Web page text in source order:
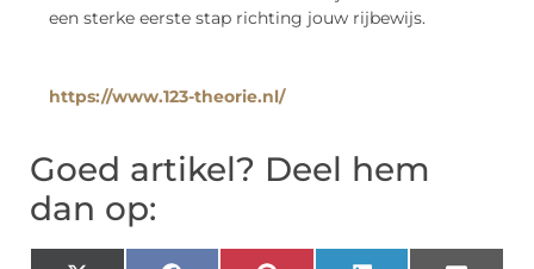
een sterke eerste stap richting jouw rijbewijs.
https://www.123-theorie.nl/
Goed artikel? Deel hem
dan op: